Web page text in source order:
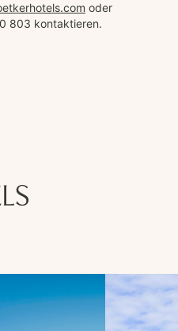
oder
803 kontaktieren.